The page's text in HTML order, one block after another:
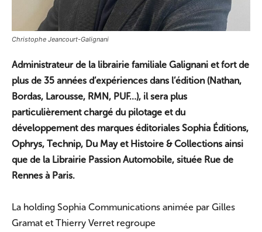
Christophe Jeancourt-Galignani
Administrateur de la librairie familiale Galignani et fort de
plus de 35 années d’expériences dans l’édition (Nathan,
Bordas, Larousse, RMN, PUF…), il sera plus
particulièrement chargé du pilotage et du
développement des marques éditoriales Sophia Éditions,
Ophrys, Technip, Du May et Histoire & Collections ainsi
que de la Librairie Passion Automobile, située Rue de
Rennes à Paris.
La holding Sophia Communications animée par Gilles
Gramat et Thierry Verret regroupe